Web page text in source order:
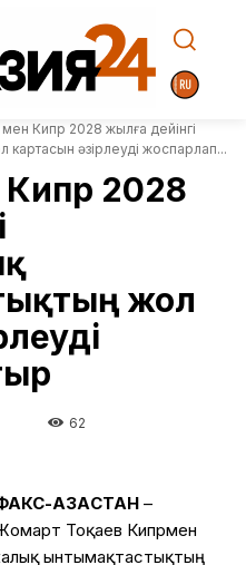
мен Кипр 2028 жылға дейінгі
әзірлеуді жоспарлап...
Кипр 2028
жол
62
ҚАЗАҚСТАН –
Жомарт Тоқаев Кипрмен
ынтымақтастықтың